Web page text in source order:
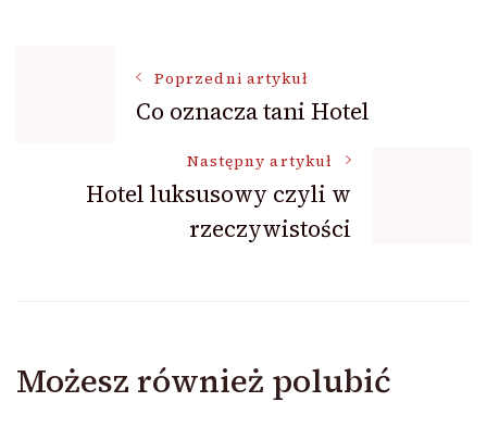
NawigacjaPoprzedni artykuł
Co oznacza tani Hotel
Następny artykuł
Hotel luksusowy czyli w
rzeczywistości
Możesz również polubić